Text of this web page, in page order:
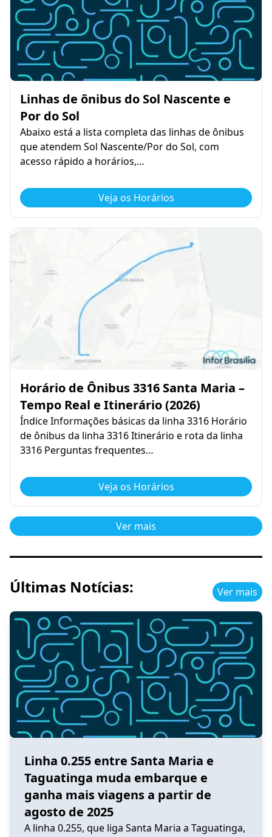
Linhas de ônibus do Sol Nascente e
Por do Sol
Abaixo está a lista completa das linhas de ônibus
que atendem Sol Nascente/Por do Sol, com
acesso rápido a horários,…
Veja os Horários
Horário de Ônibus 3316 Santa Maria –
Tempo Real e Itinerário (2026)
Índice Informações básicas da linha 3316 Horário
de ônibus da linha 3316 Itinerário e rota da linha
3316 Perguntas frequentes…
Veja os Horários
Ver mais
Últimas Notícias: Ver mais
Linha 0.255 entre Santa Maria e
Taguatinga muda embarque e
ganha mais viagens a partir de
agosto de 2025
A linha 0.255, que liga Santa Maria a Taguatinga,